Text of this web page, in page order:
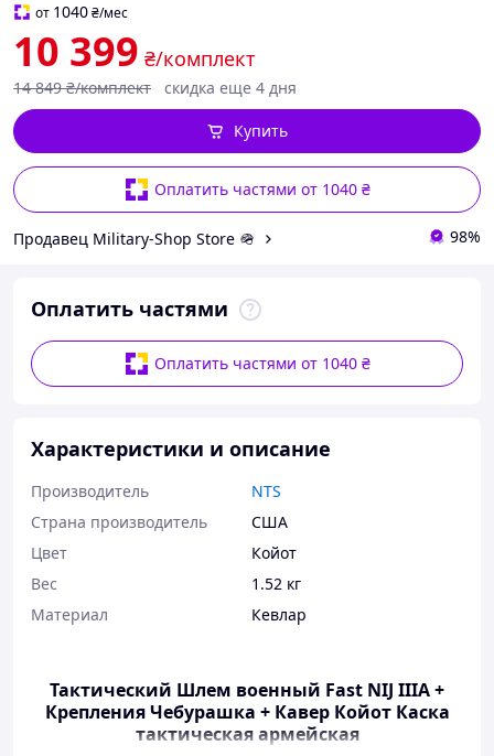
от 1040₴/мес
10 399 ₴/комплект
14 849 ₴/комплект скидка еще 4 дня
Оплатить частями от 1040 ₴
Купить
Продавец Military-Shop Store 🪖 98%
Оплатить частями
Оплатить частями от 1040 ₴
Характеристики и описание
Производитель
NTS
Страна производитель
США
Цвет
Койот
Вес
1.52 кг
Материал
Кевлар
Тактический Шлем военный Fast NIJ IIIA +
Крепления Чебурашка + Кавер Койот Каска
тактическая армейская